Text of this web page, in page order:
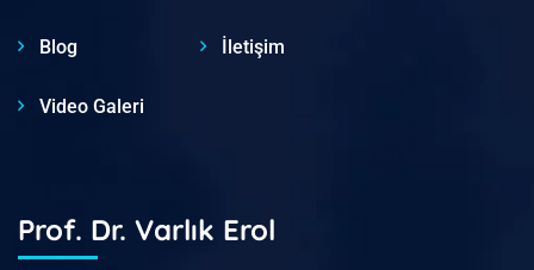
Blog
Video Galeri
İletişim
Prof. Dr. Varlık Erol